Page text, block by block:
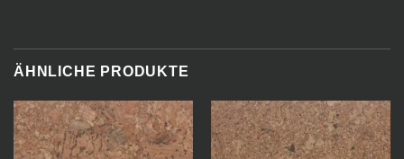
ÄHNLICHE PRODUKTE